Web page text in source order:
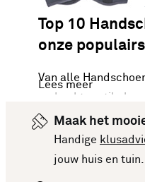
Top 10
onze
Van alle
verkochte artikelen
rijtje gezet.
en prijzen om een
Deze lijst is altijd
Lees meer
Maak het
Handige
jouw huis en tuin.